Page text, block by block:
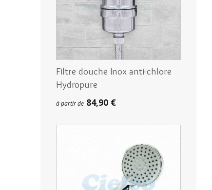
Filtre douche Inox anti-chlore
Hydropure
à partir de 84,90 €